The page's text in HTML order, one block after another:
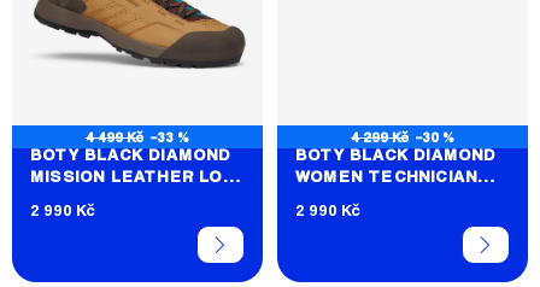
4 499 Kč –33 %
BOTY BLACK DIAMOND
MISSION LEATHER LOW
2 990 Kč
4 299 Kč –30 %
BOTY BLACK DIAMOND
WOMEN TECHNICIAN
2 990 Kč